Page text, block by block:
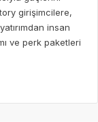
girişimcilere,
insan
ve perk paketleri